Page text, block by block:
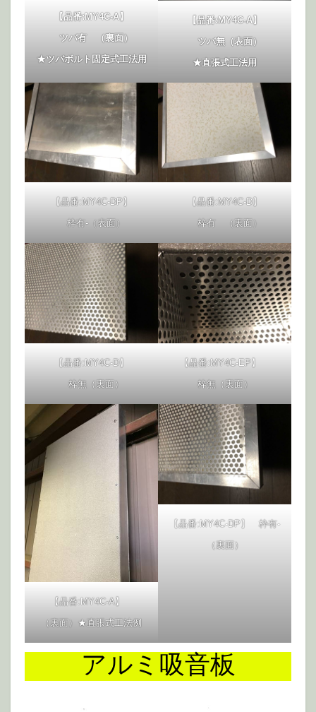
【品番:MY4C-A】
ツバ有 （裏面）
★ツバボルト固定式工法用
【品番:MY4C-A】
ツバ無（表面）
★直張式工法用
【品番:MY4C-DP】
枠有-（表面）
【品番:MY4C-D】
枠有 （裏面）
【品番:MY4C-D】
枠無（裏面）
【品番:MY4C-EP】
枠無（裏面）
【品番:MY4C-A】
（裏面）★直張式工法例
【品番:MY4C-DP】 枠有-
（裏面）
アルミ吸音板